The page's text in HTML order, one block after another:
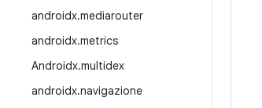
androidx.mediarouter
androidx.metrics
Androidx.multidex
androidx.navigazione